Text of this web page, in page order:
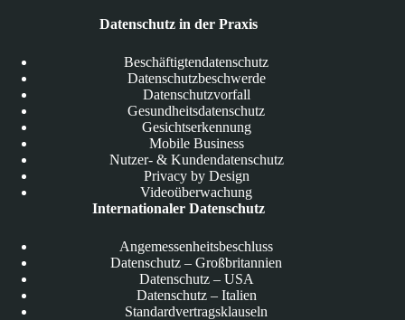
Datenschutz in der Praxis
Beschäftigtendatenschutz
Datenschutzbeschwerde
Datenschutzvorfall
Gesundheitsdatenschutz
Gesichtserkennung
Mobile Business
Nutzer- & Kundendatenschutz
Privacy by Design
Videoüberwachung
Internationaler Datenschutz
Angemessenheitsbeschluss
Datenschutz – Großbritannien
Datenschutz – USA
Datenschutz – Italien
Standardvertragsklauseln